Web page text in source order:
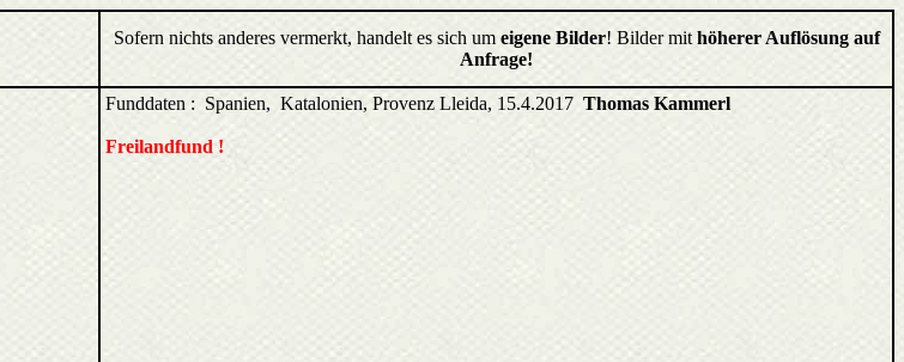
Sofern nichts anderes vermerkt, handelt es sich um eigene Bilder! Bilder mit höherer Auflösung auf
Anfrage!
Funddaten : Spanien, Katalonien, Provenz Lleida, 15.4.2017 Thomas Kammerl
Freilandfund !